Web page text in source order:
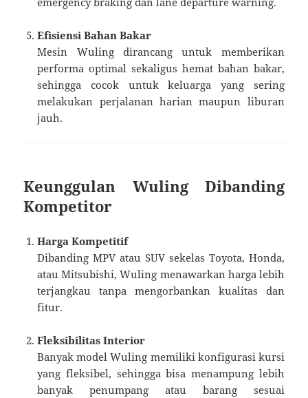
Efisiensi Bahan Bakar
Mesin Wuling dirancang untuk memberikan
performa optimal sekaligus hemat bahan bakar,
sehingga cocok untuk keluarga yang sering
melakukan perjalanan harian maupun liburan
jauh.
Keunggulan Wuling Dibanding
Kompetitor
Harga Kompetitif
Dibanding MPV atau SUV sekelas Toyota, Honda,
atau Mitsubishi, Wuling menawarkan harga lebih
terjangkau tanpa mengorbankan kualitas dan
fitur.
Fleksibilitas Interior
Banyak model Wuling memiliki konfigurasi kursi
yang fleksibel, sehingga bisa menampung lebih
banyak penumpang atau barang sesuai